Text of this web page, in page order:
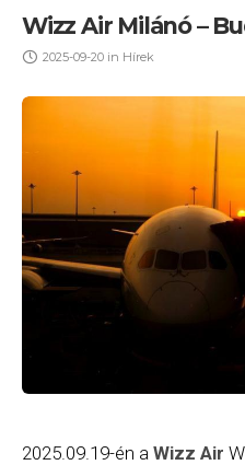
Wizz Air Milánó –
2025-09-20 in Hírek
2025.09.19-én a Wizz Air